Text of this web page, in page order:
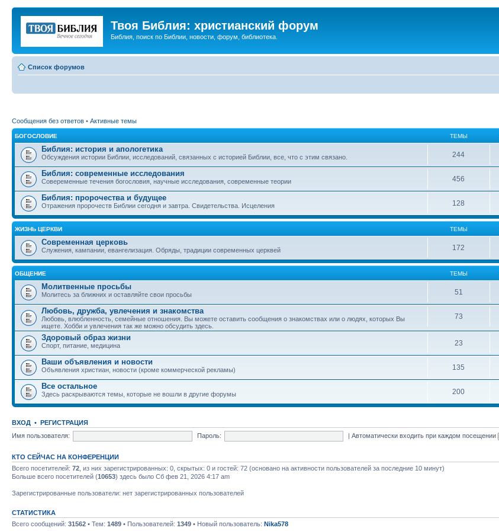
Твоя Библия: христианский форум
Библия, поиск по Библии, новости, форум, библиотека.
Список форумов
Сообщения без ответов • Активные темы
БОГОСЛОВИЕ ТЕМЫ
Библия: история и апологетика
Обсуждения истории Библии, исследований, связанных с историей Библии, все, что с этим связано. 244
Библия: современные исследования
Совеременные течения богословия, научные исследования, современные теории 456
Библия: пророчества и будущее
Отражения пророчеств Библии сегодня и завтра. Свидетельства. Исцеления 128
ЖИЗНЬ ЦЕРКВИ ТЕМЫ
Современная церковь
Служения, кампании, евангелизация. Обряды, традиции современных церквей 172
ОБЩЕНИЕ ТЕМЫ
Молитвенные просьбы
Молитесь за ближних и оставляйте свои просьбы 51
Любовь, дружба, увлечения и знакомства
Любовь, влюбленность, семейные отношения. Вы можете оставить сообщения о знакомствах или о людях, которых Вы
ищете. Хобби и увлечения так же можно обсудить здесь.
73
Здоровый образ жизни
Спорт, питание, медицина 23
Ваши объявления и новости
Объявления христиан, новости (кроме коммерческой рекламы) 135
Все остальное
Здесь раскрываются темы, которые не вошли в другие форумы 200
ВХОД • РЕГИСТРАЦИЯ
Имя пользователя:
Пароль: |Автоматически входить при каждом посещении
КТО СЕЙЧАС НА КОНФЕРЕНЦИИ
Всего посетителей: 72 , из них зарегистрированных: 0, скрытых: 0 и гостей: 72 (основано на активности пользователей за последние 10 минут)
Больше всего посетителей (10653) здесь было Сб фев 21, 2026 4:17 am
Зарегистрированные пользователи: нет зарегистрированных пользователей
СТАТИСТИКА
Всего сообщений: 31562 • Тем: 1489 • Пользователей: 1349 • Новый пользователь: Nika578